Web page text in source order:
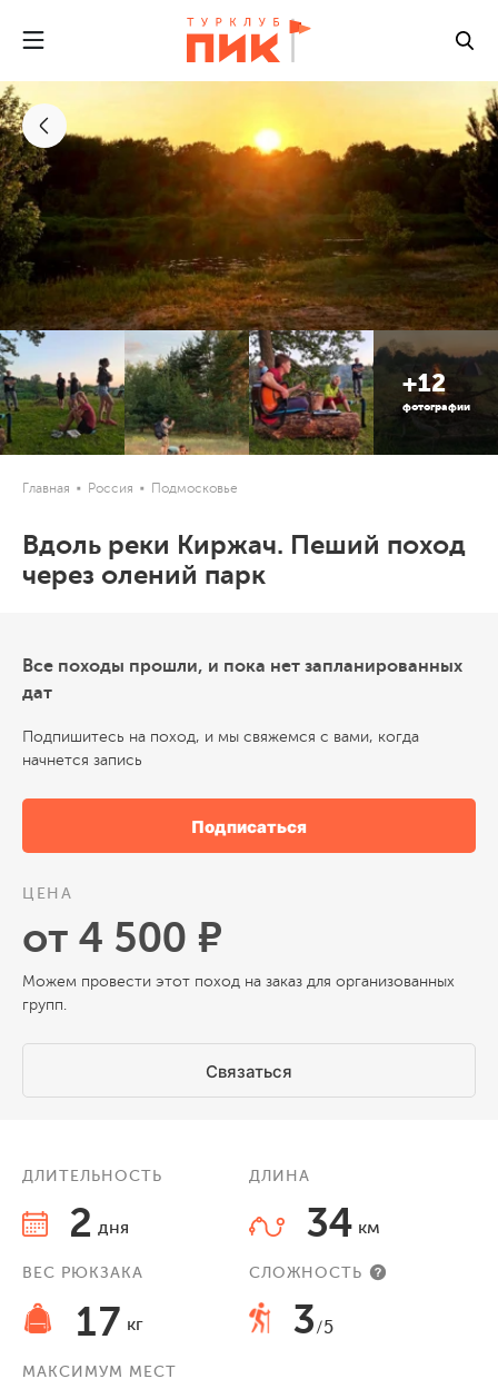
+12
фотографии
Главная Россия Подмосковье
Вдоль реки Киржач. Пеший поход
через олений парк
Все походы прошли, и пока нет запланированных
дат
Подпишитесь на поход, и мы свяжемся с вами, когда
начнется запись
Подписаться
ЦЕНА
от 4 500 ₽
Можем провести этот поход на заказ для организованных
групп.
Связаться
ДЛИТЕЛЬНОСТЬ
2 дня
ДЛИНА
34 км
ВЕС РЮКЗАКА
17 кг
СЛОЖНОСТЬ
3/5
МАКСИМУМ МЕСТ